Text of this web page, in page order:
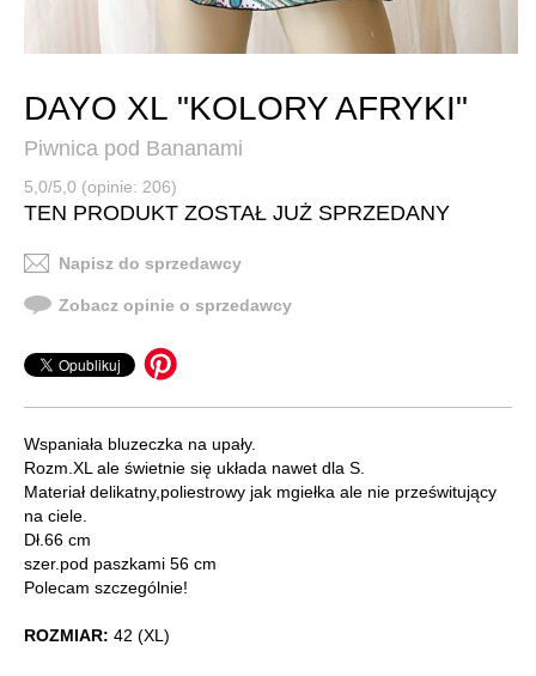
DAYO XL "KOLORY AFRYKI"
Piwnica pod Bananami
5,0/5,0 (opinie: 206)
TEN PRODUKT ZOSTAŁ JUŻ SPRZEDANY
Napisz do sprzedawcy
Zobacz opinie o sprzedawcy
Wspaniała bluzeczka na upały.
Rozm.XL ale świetnie się układa nawet dla S.
Materiał delikatny,poliestrowy jak mgiełka ale nie prześwitujący
na ciele.
Dł.66 cm
szer.pod paszkami 56 cm
Polecam szczególnie!
ROZMIAR: 42 (XL)